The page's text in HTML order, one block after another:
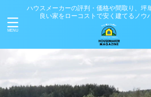
ハウスメーカーの評判・価格や間取り、坪
良い家をローコストで安く建てるノウ